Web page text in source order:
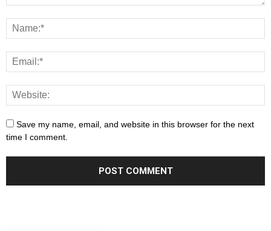
Save my name, email, and website in this browser for the next
time I comment.